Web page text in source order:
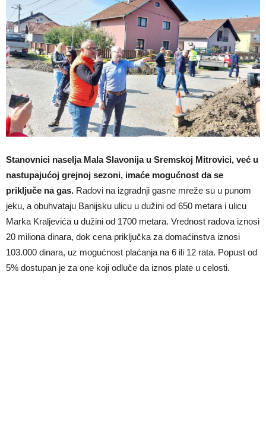
Stanovnici naselja Mala Slavonija u Sremskoj Mitrovici, već u
nastupajućoj grejnoj sezoni, imaće mogućnost da se
priključe na gas. Radovi na izgradnji gasne mreže su u punom
jeku, a obuhvataju Banijsku ulicu u dužini od 650 metara i ulicu
Marka Kraljevića u dužini od 1700 metara. Vrednost radova iznosi
20 miliona dinara, dok cena priključka za domaćinstva iznosi
103.000 dinara, uz mogućnost plaćanja na 6 ili 12 rata. Popust od
5% dostupan je za one koji odluče da iznos plate u celosti.